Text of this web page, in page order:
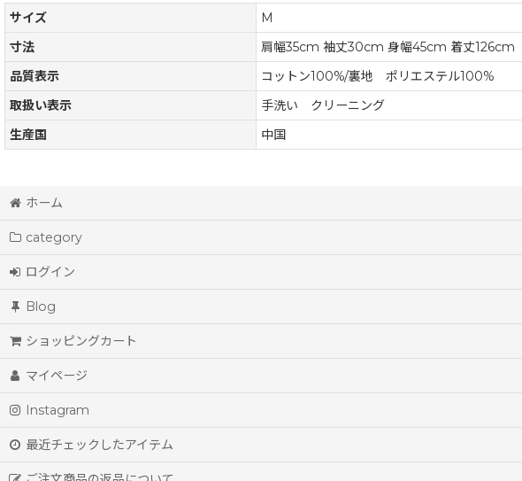
サイズ
M
寸法
肩幅35cm 袖丈30cm 身幅45cm 着丈126cm
品質表示
コットン100%/裏地 ポリエステル100%
取扱い表示
手洗い クリーニング
生産国
中国
ホーム
category
ログイン
Blog
ショッピングカート
マイページ
Instagram
最近チェックしたアイテム